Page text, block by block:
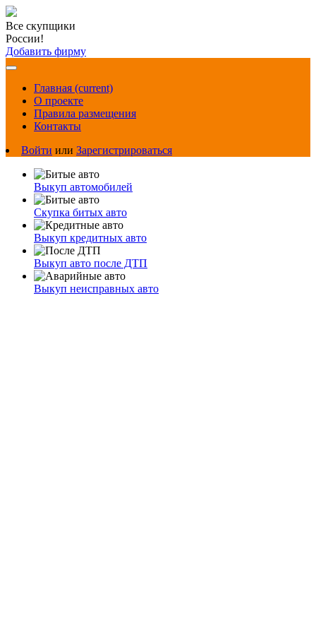
Все скупщики
России!
Добавить фирму
Главная (current)
О проекте
Правила размещения
Контакты
Войти или Зарегистрироваться
Выкуп автомобилей
Скупка битых авто
Выкуп кредитных авто
Выкуп авто после ДТП
Выкуп неисправных авто